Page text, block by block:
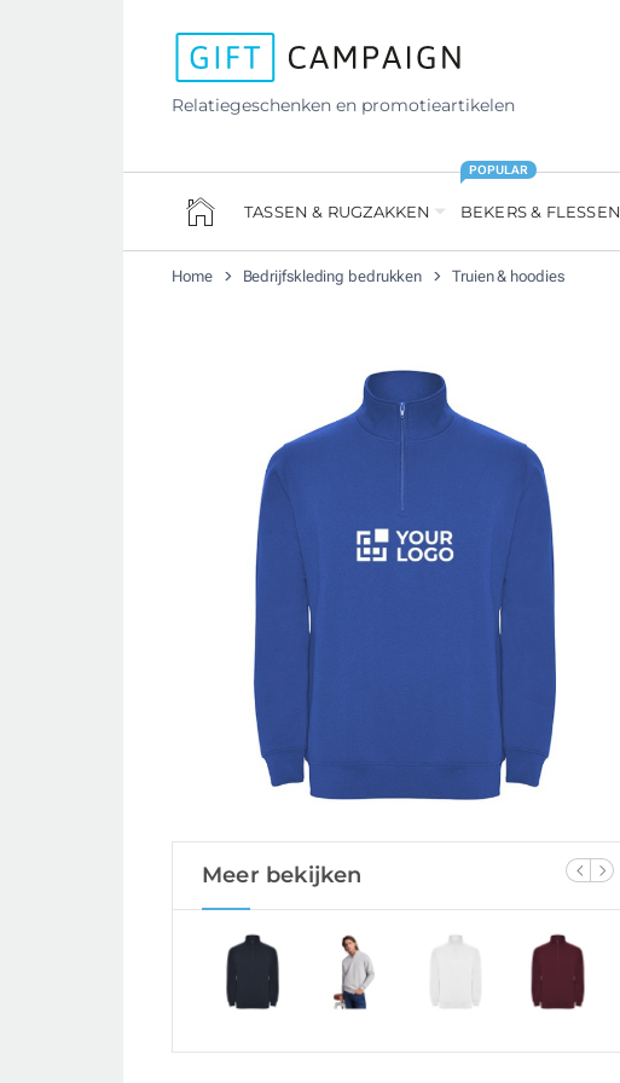
Relatiegeschenken en promotieartikelen
TASSEN & RUGZAKKEN BEKERS & FLESSEN
POPULAR
Home Bedrijfskleding bedrukken Truien & hoodies
Meer bekijken